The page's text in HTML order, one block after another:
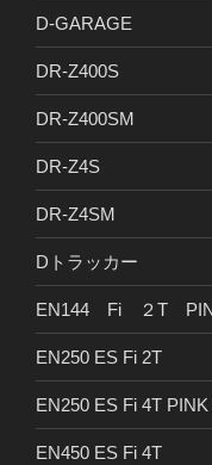
D-GARAGE
DR-Z400S
DR-Z400SM
DR-Z4S
DR-Z4SM
Dトラッカー
EN144 Fi ２T
EN250 ES Fi 2T
EN250 ES Fi 4T PINK
EN450 ES Fi 4T